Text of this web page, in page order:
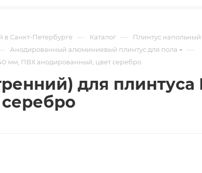
в Санкт-Петербурге — Каталог — Плинтус
Анодированный алюминиевый плинтус для пола —
40 мм, ПВХ анодированный, цвет серебро
для